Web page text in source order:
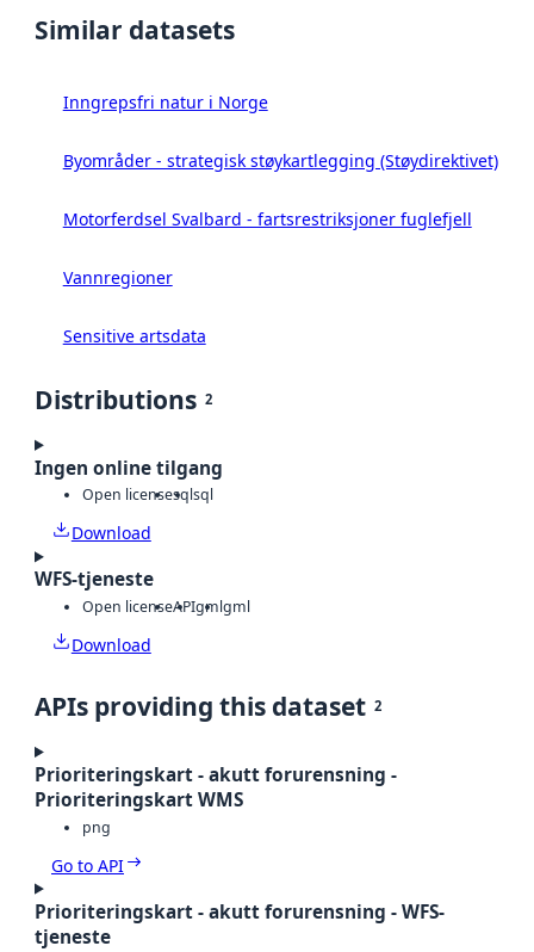
Similar datasets
Inngrepsfri natur i Norge
Byområder - strategisk støykartlegging (Støydirektivet)
Motorferdsel Svalbard - fartsrestriksjoner fuglefjell
Vannregioner
Sensitive artsdata
Distributions 2
Ingen online tilgang
Open licensesqlsql
Download
WFS-tjeneste
Open licenseAPIgmlgml
Download
APIs providing this dataset 2
Prioriteringskart - akutt forurensning -
Prioriteringskart WMS
png
Go to API
Prioriteringskart - akutt forurensning - WFS-
tjeneste